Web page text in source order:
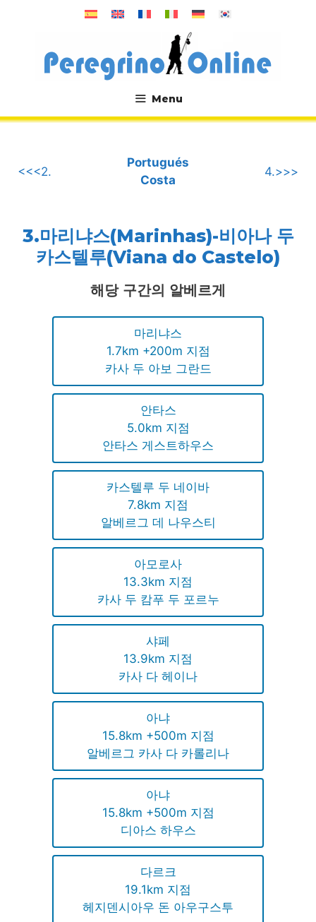
뛰
Menu
.
<<<2.
Portugués
Costa
4.>>>
3.마리냐스(Marinhas)-비아나 두
카스텔루(Viana do Castelo)
해당 구간의 알베르게
마리냐스
1.7km +200m 지점
카사 두 아보 그란드
안타스
5.0km 지점
안타스 게스트하우스
카스텔루 두 네이바
7.8km 지점
알베르그 데 나우스티
아모로사
13.3km 지점
카사 두 캄푸 두 포르누
샤페
13.9km 지점
카사 다 헤이나
아냐
15.8km +500m 지점
알베르그 카사 다 카롤리나
아냐
15.8km +500m 지점
디아스 하우스
다르크
19.1km 지점
헤지덴시아우 돈 아우구스투